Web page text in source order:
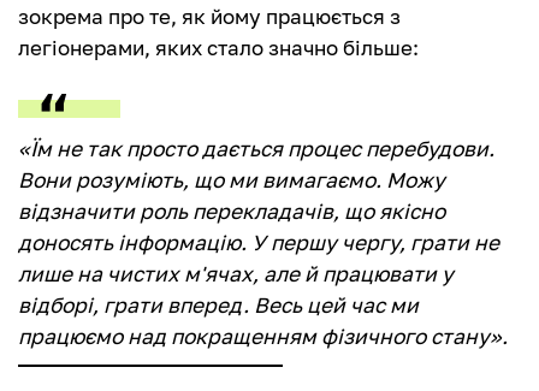
зокрема про те, як йому працюється з
легіонерами, яких стало значно більше:
«Їм не так просто дається процес перебудови.
Вони розуміють, що ми вимагаємо. Можу
відзначити роль перекладачів, що якісно
доносять інформацію. У першу чергу, грати не
лише на чистих м'ячах, але й працювати у
відборі, грати вперед. Весь цей час ми
працюємо над покращенням фізичного стану».